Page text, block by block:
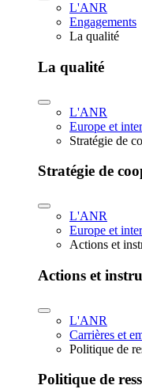
L'ANR
Engagements
La qualité
La qualité
L'ANR
Europe et
Stratégie de
Stratégie de
L'ANR
Europe et
Actions et
Actions et
L'ANR
Carrières et
Politique de
Politique de